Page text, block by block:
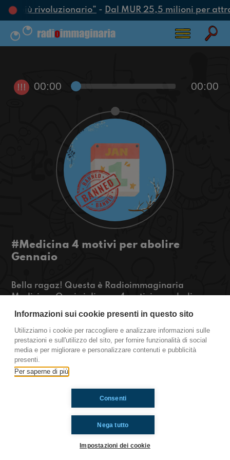
più rivoluzionario”- Dal MUR 25,5 milioni per
!!! 00:00 00:00
#Medicina 4 motivi per abolire
Gennaio
Bella ragaz! Questa è Radioimmaginaria
Medicina. Oggi vi diremo 4 motivi per abolire
snervante, ascoltateci qui!
https://www.radioimmaginaria.it
Medicina
Ti è piaciuto? Condividilo!
Informazioni sui cookie presenti in questo sito
Utilizziamo i cookie per raccogliere e analizzare informazioni sulle
prestazioni e sull'utilizzo del sito, per fornire funzionalità di social
media e per migliorare e personalizzare contenuti e pubblicità
presenti.
Per saperne di più
Nega tutto
Consenti
Impostazioni dei cookie